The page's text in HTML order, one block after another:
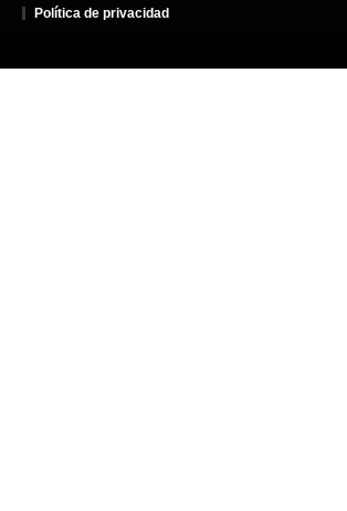
Política de privacidad